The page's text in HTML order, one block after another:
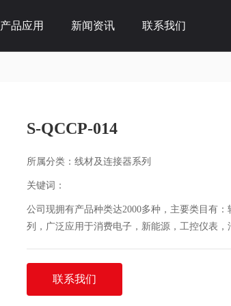
产品应用 新闻资讯 联系我们
S-QCCP-014
所属分类： 线材及连接器系列
关键词：
公司现拥有产品种类达2000多种，主要类目有
列，广泛应用于消费电子，新能源，工控仪表，
联系我们